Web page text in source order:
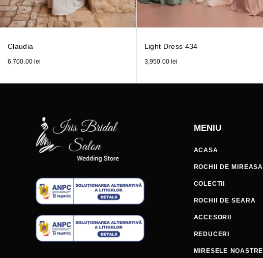
Claudia
6,700.00lei
Light Dress 434
3,950.00 lei
MENIU
ACASA
ROCHII DE MIREASA
COLECTII
ROCHII DE SEARA
ACCESORII
REDUCERI
MIRESELE NOASTRE